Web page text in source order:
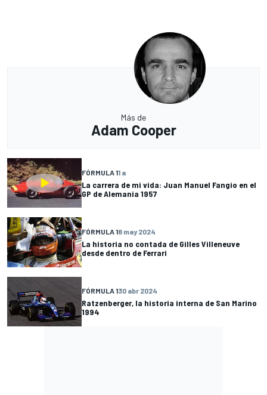
Más de
Adam Cooper
FÓRMULA 11 a
La carrera de mi vida: Juan Manuel Fangio en el
GP de Alemania 1957
FÓRMULA 18 may 2024
La historia no contada de Gilles Villeneuve
desde dentro de Ferrari
FÓRMULA 130 abr 2024
Ratzenberger, la historia interna de San Marino
1994